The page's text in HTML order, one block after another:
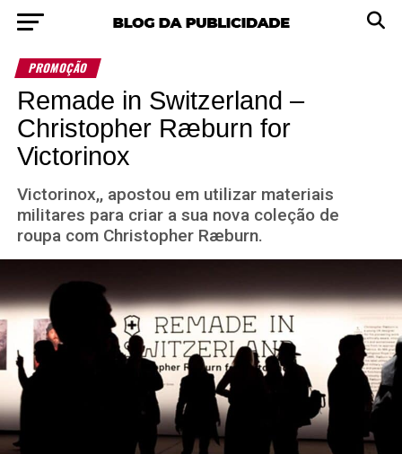
PROMOÇÃO
Remade in Switzerland –
Christopher Ræburn for
Victorinox
Victorinox,, apostou em utilizar materiais
militares para criar a sua nova coleção de
roupa com Christopher Ræburn.